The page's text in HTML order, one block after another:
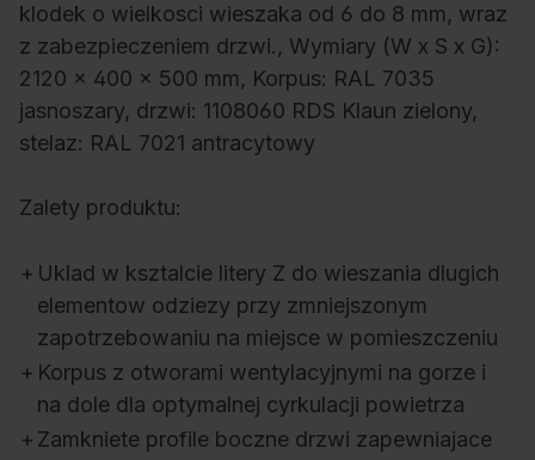
klodek o wielkosci wieszaka od 6 do 8 mm, wraz
z zabezpieczeniem drzwi., Wymiary (W x S x G):
2120 x 400 x 500 mm, Korpus: RAL 7035
jasnoszary, drzwi: 1108060 RDS Klaun zielony,
stelaz: RAL 7021 antracytowy
Zalety produktu:
+ Uklad w ksztalcie litery Z do wieszania dlugich
elementow odziezy przy zmniejszonym
zapotrzebowaniu na miejsce w pomieszczeniu
+ Korpus z otworami wentylacyjnymi na gorze i
na dole dla optymalnej cyrkulacji powietrza
+ Zamkniete profile boczne drzwi zapewniajace